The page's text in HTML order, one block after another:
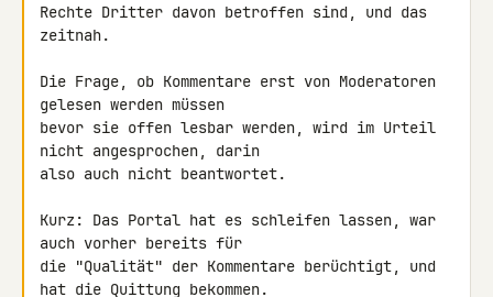
Rechte Dritter davon betroffen sind, und das
zeitnah.
Die Frage, ob Kommentare erst von Moderatoren
gelesen werden müssen
bevor sie offen lesbar werden, wird im Urteil
nicht angesprochen, darin
also auch nicht beantwortet.
Kurz: Das Portal hat es schleifen lassen, war
auch vorher bereits für
die "Qualität" der Kommentare berüchtigt, und
hat die Quittung bekommen.